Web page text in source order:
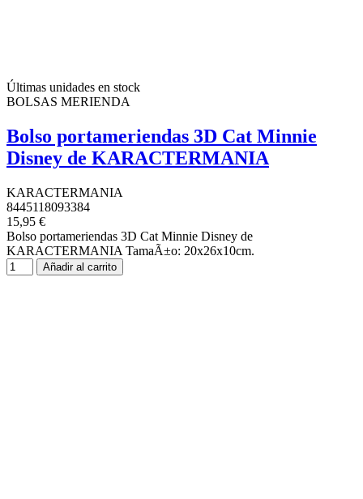
Últimas unidades en stock
BOLSAS MERIENDA
Bolso portameriendas 3D Cat Minnie
Disney de KARACTERMANIA
KARACTERMANIA
8445118093384
15,95 €
Bolso portameriendas 3D Cat Minnie Disney de
KARACTERMANIA TamaÃ±o: 20x26x10cm.
Añadir al carrito